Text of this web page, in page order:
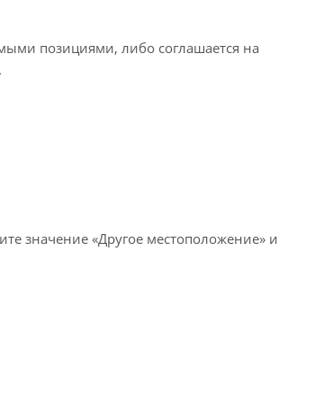
позициями, либо соглашается на
значение «Другое местоположение» и